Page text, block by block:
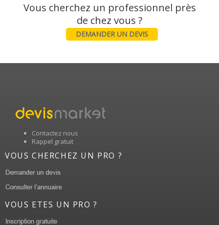
Vous cherchez un professionnel près
DEMANDER UN DEVIS
Contactez nous
Rappel gratuit
VOUS CHERCHEZ UN PRO ?
VOUS ETES UN PRO ?